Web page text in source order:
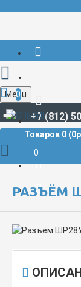
+7 (812)
Menu
0
Товаров 0
0
РАЗЪЁМЫ
РАЗЪЁМ